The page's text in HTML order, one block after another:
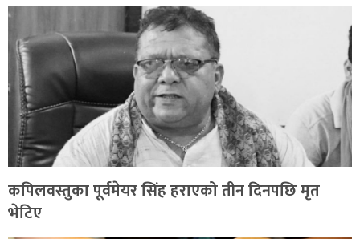
कपिलवस्तुका पूर्वमेयर सिंह हराएको तीन दिनपछि मृत
भेटिए